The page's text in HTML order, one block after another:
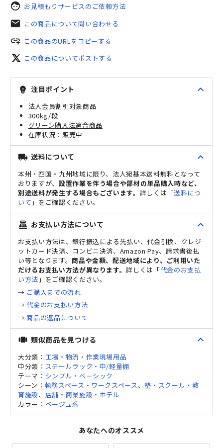
face お見積もりサービスのご依頼方法
mail この商品について問い合わせる
add_link この商品のURLをコピーする
この商品についてポストする
emoji_objects 注目ポイント expand_less
法人会員割引対象商品
300kg/段
グリーン購入法適合商品
販売中
local_shipping 送料について expand_less
本州・四国・九州地域に限り、法人宛基本送料無料となって
おりますが、 設置作業を伴う場合や部材の単品購入時など、
別途送料が発生する場合もございます。 詳しくは「送料につ
いて 」をご確認ください。
point_of_sale お支払い方法について expand_less
お支払い方法は、銀行振込による先払い、代金引換、クレジ
ットカード決済、コンビニ決済、Amazon Pay、請求書後払
い等となります。商品や金額、配送地域により、ご利用いた
だけるお支払い方法が異なります。詳しくは「代金のお支払
い方法 」をご確認ください。
→ ご購入までの流れ
→代金のお支払い方法
→ 商品の返品について
view_carousel 類似商品を見つける expand_less
大分類： 工場・物流・作業現場用品
中分類： スチールラック・中/軽量棚
テーマ： シンプル・ベーシック
シーン： 執務スペース・ワークスペース 、塾・スクール・教
育施設、 店舗・商業施設・ホテル
カラー： ベージュ系
あなたへのオススメ